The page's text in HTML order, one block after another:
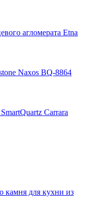
агломерата Etna
Naxos BQ-8864
Carrara
камня для кухни из